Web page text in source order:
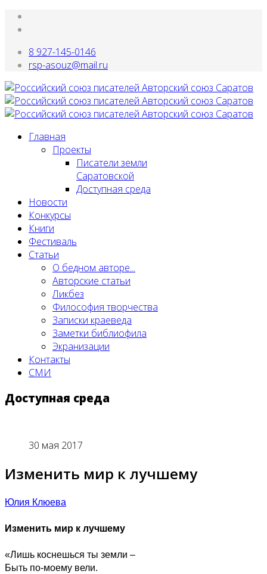
8 927-145-0146
rsp-asouz@mail.ru
Главная
Проекты
Писатели земли
Саратовской
Доступная среда
Новости
Конкурсы
Книги
Фестиваль
Статьи
О бедном авторе...
Авторские статьи
Ликбез
Философия творчества
Записки краеведа
Заметки библиофила
Экранизации
Контакты
СМИ
Доступная среда
30 мая 2017
Изменить мир к лучшему
Юлия Клюева
Изменить мир к лучшему
«Лишь коснешься ты земли –
Быть по-моему вели.